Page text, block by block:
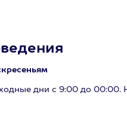
дни с 9:00 до 00:00.